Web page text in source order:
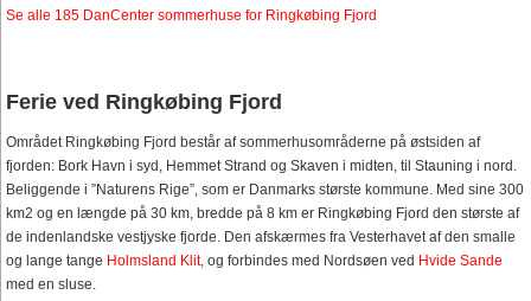
Se alle 185 DanCenter sommerhuse for Ringkøbing Fjord
Ferie ved Ringkøbing Fjord
Området Ringkøbing Fjord består af sommerhusområderne på østsiden af
fjorden: Bork Havn i syd, Hemmet Strand og Skaven i midten, til Stauning i nord.
Beliggende i ”Naturens Rige”, som er Danmarks største kommune. Med sine 300
km2 og en længde på 30 km, bredde på 8 km er Ringkøbing Fjord den største af
de indenlandske vestjyske fjorde. Den afskærmes fra Vesterhavet af den smalle
og lange tange Holmsland Klit, og forbindes med Nordsøen ved Hvide Sande
med en sluse.